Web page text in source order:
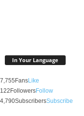
In Your Language
7,755 FansLike
122 FollowersFollow
4,790SubscribersSubscribe